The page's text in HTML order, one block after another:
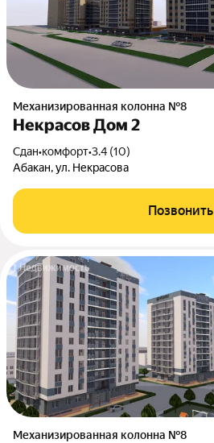
Механизированная колонна №8
Некрасов Дом 2
Сдан•комфорт•3.4 (10)
Абакан, ул. Некрасова
Позвонить
Механизированная колонна №8